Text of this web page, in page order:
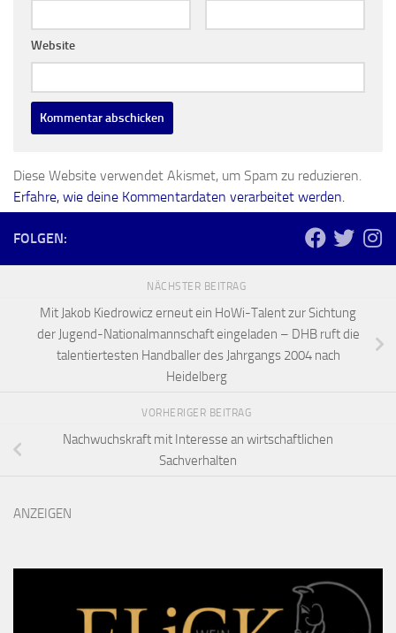
Website
Diese Website verwendet Akismet, um Spam zu reduzieren.
Erfahre, wie deine Kommentardaten verarbeitet werden.
FOLGEN:
NÄCHSTER BEITRAG
Mit Jakob Kiedrowicz erneut ein HoWi-Talent zur Sichtung
der Jugend-Nationalmannschaft eingeladen – DHB ruft die
talentiertesten Handballer des Jahrgangs 2004 nach
Heidelberg
VORHERIGER BEITRAG
Nachwuchskraft mit Interesse an wirtschaftlichen
Sachverhalten
ANZEIGEN